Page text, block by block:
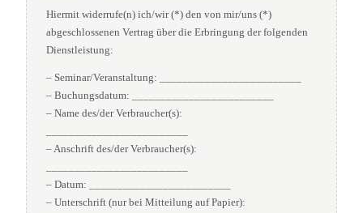
Hiermit widerrufe(n) ich/wir (*) den von mir/uns (*)
abgeschlossenen Vertrag über die Erbringung der folgenden
Dienstleistung:
– Seminar/Veranstaltung: _________________________
– Buchungs­datum: _________________________
– Name des/der Verbraucher(s):
– Anschrift des/der Verbraucher(s):
– Datum: _________________________
– Unterschrift (nur bei Mitteilung auf Papier):